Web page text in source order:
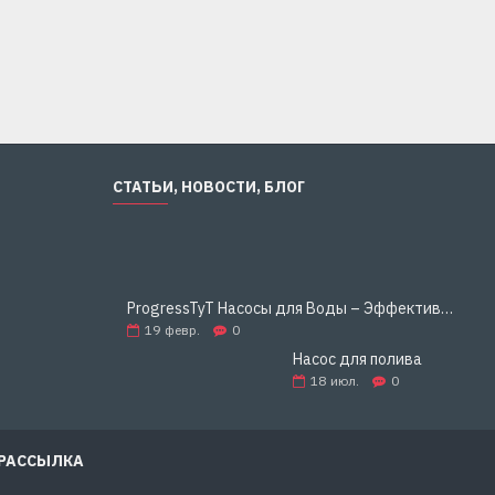
СТАТЬИ, НОВОСТИ, БЛОГ
ProgressTyT Насосы для Воды – Эффективное и Надёжное Решение для Дома и Бизнеса
19 февр. 0
Насос для полива
18 июл. 0